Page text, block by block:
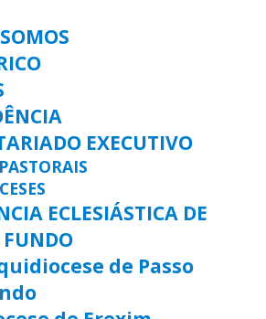
EXECUTIVO
ECLESIÁSTICA DE
FUNDO
de Passo